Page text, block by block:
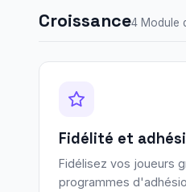
Croissance4 Module
Fidélité et
Fidélisez vos joueurs
programmes